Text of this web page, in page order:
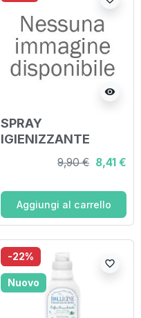
visibility
SPRAY
IGIENIZZANTE
SUPERFICI 100 ML
9,90 € 8,41 €
Aggiungi al carrello
-22%
Nuovo
favorite_border